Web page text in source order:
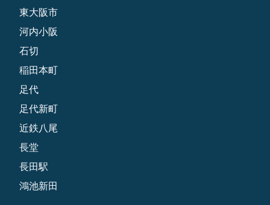
東大阪市
河内小阪
石切
稲田本町
足代
足代新町
近鉄八尾
長堂
長田駅
鴻池新田